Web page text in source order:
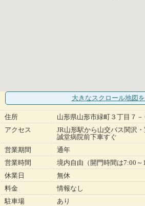
大きなスクロール地図
住所
山形県山形市緑町３丁目７－
アクセス
JR山形駅から山交バス関沢
誠堂病院前下車すぐ
営業期間
通年
営業時間
境内自由（開門時間は7:00～
休業日
無休
料金
情報なし
駐車場
あり